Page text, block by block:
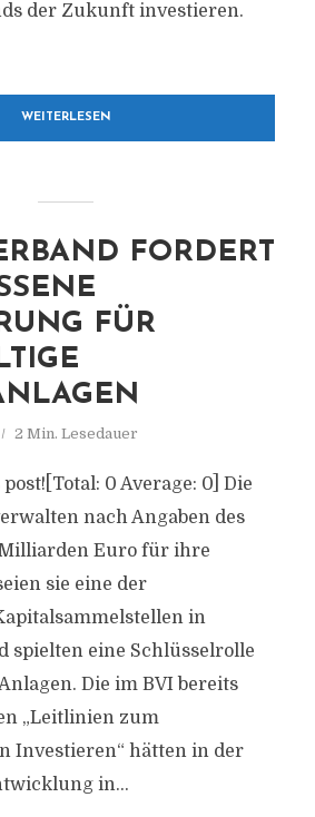
der Zukunft investieren.
WEITERLESEN
FORDERT
FÜR
2 Min. Lesedauer
0 Average: 0] Die
nach Angaben des
Euro für ihre
sie eine der
in
spielten eine Schlüsselrolle
Die im BVI bereits
„Leitlinien zum
Investieren“ hätten in der
in...